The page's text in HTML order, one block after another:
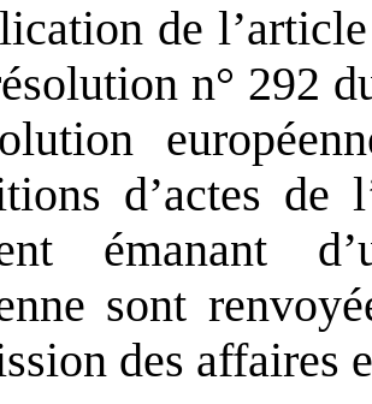
de
n° 292
d’actes de
émanant
sont
des affaires